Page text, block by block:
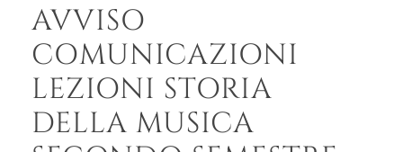
AVVISO
COMUNICAZIONI
LEZIONI STORIA
DELLA MUSICA